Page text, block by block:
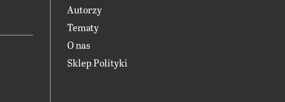
Autorzy
Tematy
O nas
Sklep Polityki